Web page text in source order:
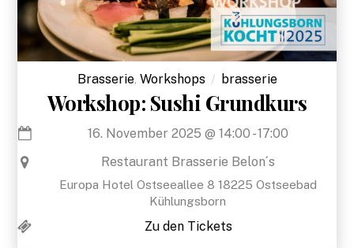
Brasserie, Workshops brasserie
Workshop: Sushi Grundkurs
16. November 2025 @14:00 -17:00
Restaurant Brasserie Belon´s
Europa Hotel Ostseeallee 8 18225 Ostseebad
Kühlungsborn
Zu den Tickets